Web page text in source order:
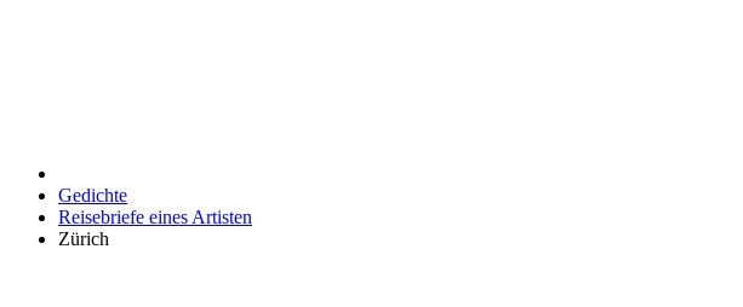
Gedichte
Reisebriefe eines Artisten
Zürich